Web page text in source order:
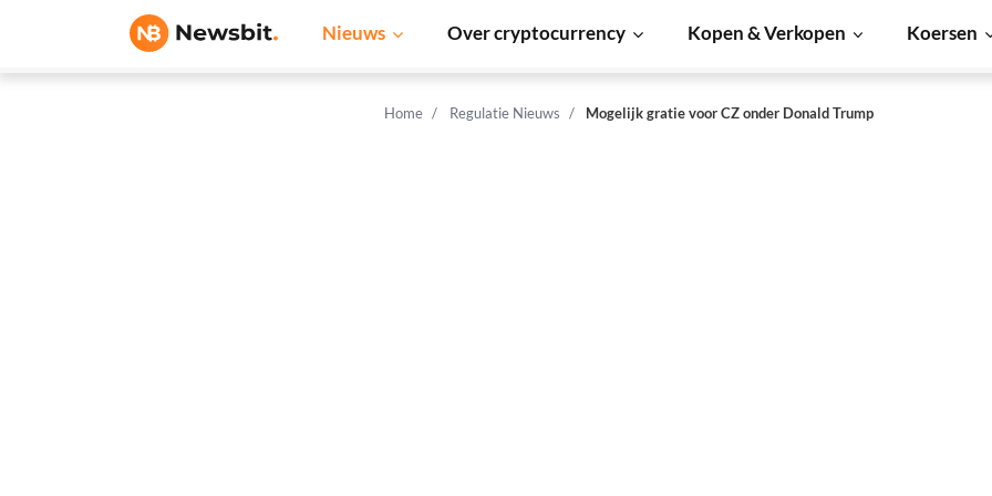
Nieuws Over cryptocurrency Kopen & Verkopen Koersen
Home Regulatie Nieuws Mogelijk gratie voor CZ onder Donald Trump